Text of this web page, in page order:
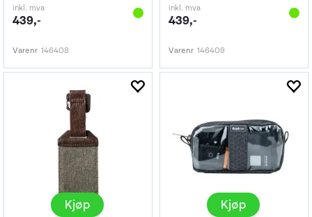
inkl. mva
439,-
Varenr 146408
inkl. mva
439,-
Varenr 146409
Kjøp Kjøp